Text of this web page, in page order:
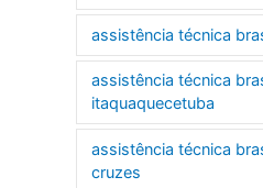
assistência técnica
assistência técnica
itaquaquecetuba
assistência técnica
cruzes